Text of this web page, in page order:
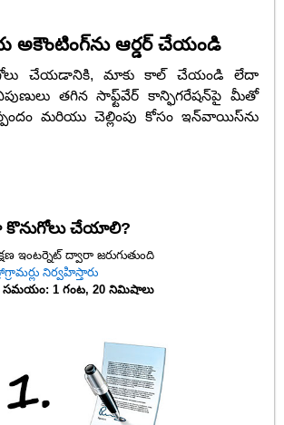
అకౌంటింగ్‌ను ఆర్డర్ చేయండి
చేయడానికి, మాకు కాల్ చేయండి లేదా
తగిన సాఫ్ట్‌వేర్ కాన్ఫిగరేషన్‌పై మీతో
మరియు చెల్లింపు కోసం ఇన్‌వాయిస్‌ను
కొనుగోలు చేయాలి?
ఇంటర్నెట్ ద్వారా జరుగుతుంది
నిర్వహిస్తారు
1 గంట, 20 నిమిషాలు